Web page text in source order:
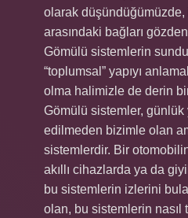
olarak
arasındaki bağları
Gömülü sistemlerin
“toplumsal” yapıyı
olma halimizle de derin
Gömülü sistemler, günlük
edilmeden bizimle olan
sistemlerdir. Bir
akıllı cihazlarda ya da
bu sistemlerin izlerini
olan, bu sistemlerin nasıl